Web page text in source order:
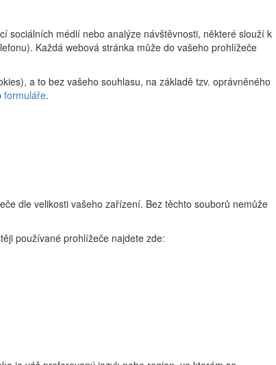
sociálních médií nebo analýze návštěvnosti, některé slouží k
Každá webová stránka může do vašeho prohlížeče
a to bez vašeho souhlasu, na základě tzv. oprávněného
formuláře.
dle velikosti vašeho zařízení. Bez těchto souborů nemůže
používané prohlížeče najdete zde: